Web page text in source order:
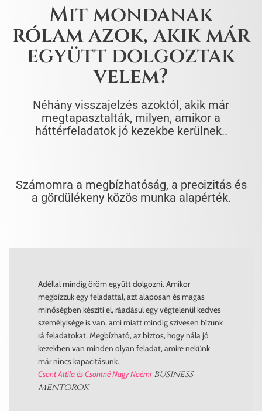
Mit mondanak
rólam azok, akik már
együtt dolgoztak
velem?
Néhány visszajelzés azoktól, akik már
megtapasztalták, milyen, amikor a
háttérfeladatok jó kezekbe kerülnek..
Számomra a megbízhatóság, a precizitás és
a gördülékeny közös munka alapérték.
Adéllal mindig öröm együtt dolgozni. Amikor
megbízzuk egy feladattal, azt alaposan és magas
minőségben készíti el, ráadásul egy végtelenül kedves
személyisége is van, ami miatt mindig szívesen bízunk
rá feladatokat. Megbízható, az biztos, hogy nála jó
kezekben van minden olyan feladat, amire nekünk
már nincs kapacitásunk.
Csont Attila és Csontné Nagy Noémi business
mentorok